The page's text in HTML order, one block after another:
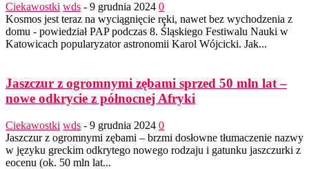
Ciekawostki wds - 9 grudnia 2024 0
Kosmos jest teraz na wyciągnięcie ręki, nawet bez wychodzenia z
domu - powiedział PAP podczas 8. Śląskiego Festiwalu Nauki w
Katowicach popularyzator astronomii Karol Wójcicki. Jak...
Jaszczur z ogromnymi zębami sprzed 50 mln lat –
nowe odkrycie z północnej Afryki
Ciekawostki wds - 9 grudnia 2024 0
Jaszczur z ogromnymi zębami – brzmi dosłowne tłumaczenie nazwy
w języku greckim odkrytego nowego rodzaju i gatunku jaszczurki z
eocenu (ok. 50 mln lat...